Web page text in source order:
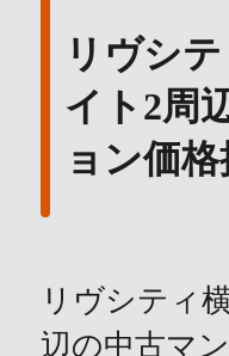
リヴシ
イト2周
ョン価
リヴシティ
辺の中古マ